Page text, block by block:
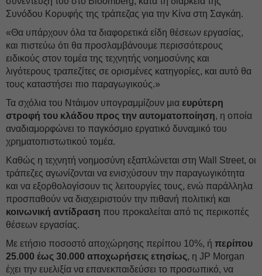
Συνόδου Κορυφής της τράπεζας για την Κίνα στη Σαγκάη.
«Θα υπάρχουν όλα τα διαφορετικά είδη θέσεων εργασίας,
και πιστεύω ότι θα προσλαμβάνουμε περισσότερους
ειδικούς στον τομέα της τεχνητής νοημοσύνης και
λιγότερους τραπεζίτες σε ορισμένες κατηγορίες, και αυτό θα
τους καταστήσει πιο παραγωγικούς.»
Τα σχόλια του Ντάιμον υπογραμμίζουν μια ευρύτερη
στροφή του κλάδου προς την αυτοματοποίηση, η οποία
αναδιαμορφώνει το παγκόσμιο εργατικό δυναμικό του
χρηματοπιστωτικού τομέα.
Καθώς η τεχνητή νοημοσύνη εξαπλώνεται στη Wall Street, οι
τράπεζες αγωνίζονται να ενισχύσουν την παραγωγικότητα
και να εξορθολογίσουν τις λειτουργίες τους, ενώ παράλληλα
προσπαθούν να διαχειριστούν την πιθανή πολιτική και
κοινωνική αντίδραση που προκαλείται από τις περικοπές
θέσεων εργασίας.
Με ετήσιο ποσοστό αποχώρησης περίπου 10%, ή περίπου
25.000 έως 30.000 αποχωρήσεις ετησίως, η JP Morgan
έχει την ευελιξία να επανεκπαιδεύσει το προσωπικό, να